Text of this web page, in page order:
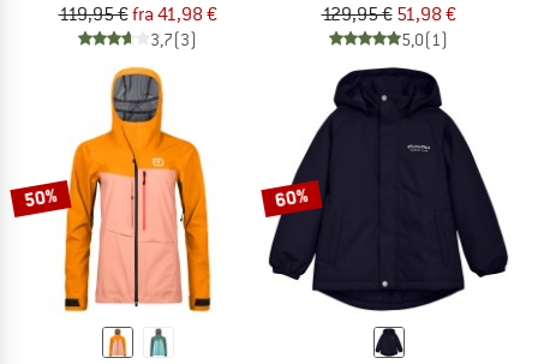
119,95 €fra 41,98 €
3,7(3)
129,95 € 51,98 €
5,0(1)
50% 60%